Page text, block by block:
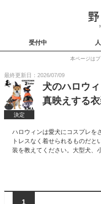
受付中
本ページは
最終更新日：2026/07/09
決定
犬のハロウ
真映えする
ハロウィンは愛犬にコスプレを
トレスなく着せられるものだ
装を教えてください。大型犬、
1